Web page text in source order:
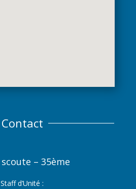
Contact
– 35ème
Staff d’Unité :